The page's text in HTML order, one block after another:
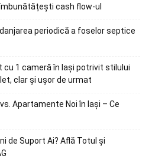
cash flow-ul
periodică a foselor septice
cu 1 cameră în Iași potrivit stilului
clar și ușor de urmat
Apartamente Noi în Iași – Ce
de Suport Ai? Află Totul și